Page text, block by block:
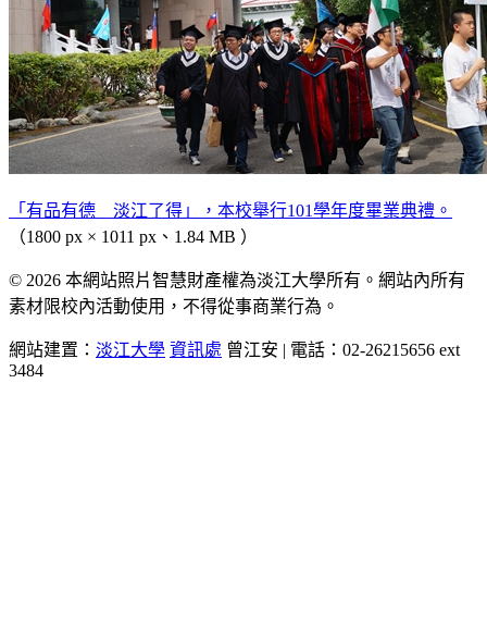
「有品有德 淡江了得」，本校舉行101學年度畢業典禮。
（1800 px × 1011 px、1.84 MB ）
© 2026 本網站照片智慧財產權為淡江大學所有。網站內所有
素材限校內活動使用，不得從事商業行為。
網站建置： 淡江大學 資訊處 曾江安 | 電話：02-26215656 ext
3484